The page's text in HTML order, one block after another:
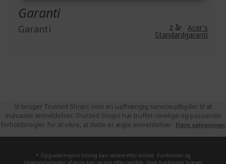
Garanti
Garanti 2 år Acer's
Standardgaranti
Vi bruger Trusted Shops som en uafhængig serviceudbyder til at
indsamle anmeldelser. Trusted Shops har truffet rimelige og passende
forholdsregler for at sikre, at dette er ægte anmeldelser.
Flere oplysninger
* Opgraderingens timing kan variere efter enhed. Funktioner og
tilgængeligheden af apps kan variere efter område. Visse funktioner kræver